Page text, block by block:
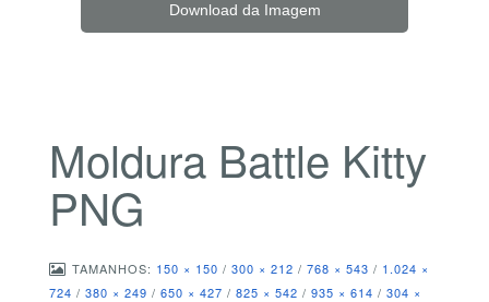
Download da Imagem
Moldura Battle Kitty
PNG
TAMANHOS: 150 × 150 / 300 × 212 / 768 × 543 / 1.024 ×
724 / 380 × 249 / 650 × 427 / 825 × 542 / 935 × 614 / 304 ×